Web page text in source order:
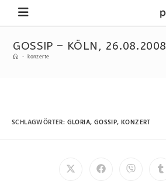
GOSSIP – KÖLN, 26.08.2008
- konzerte
SCHLAGWÖRTER: GLORIA, GOSSIP, KONZERT